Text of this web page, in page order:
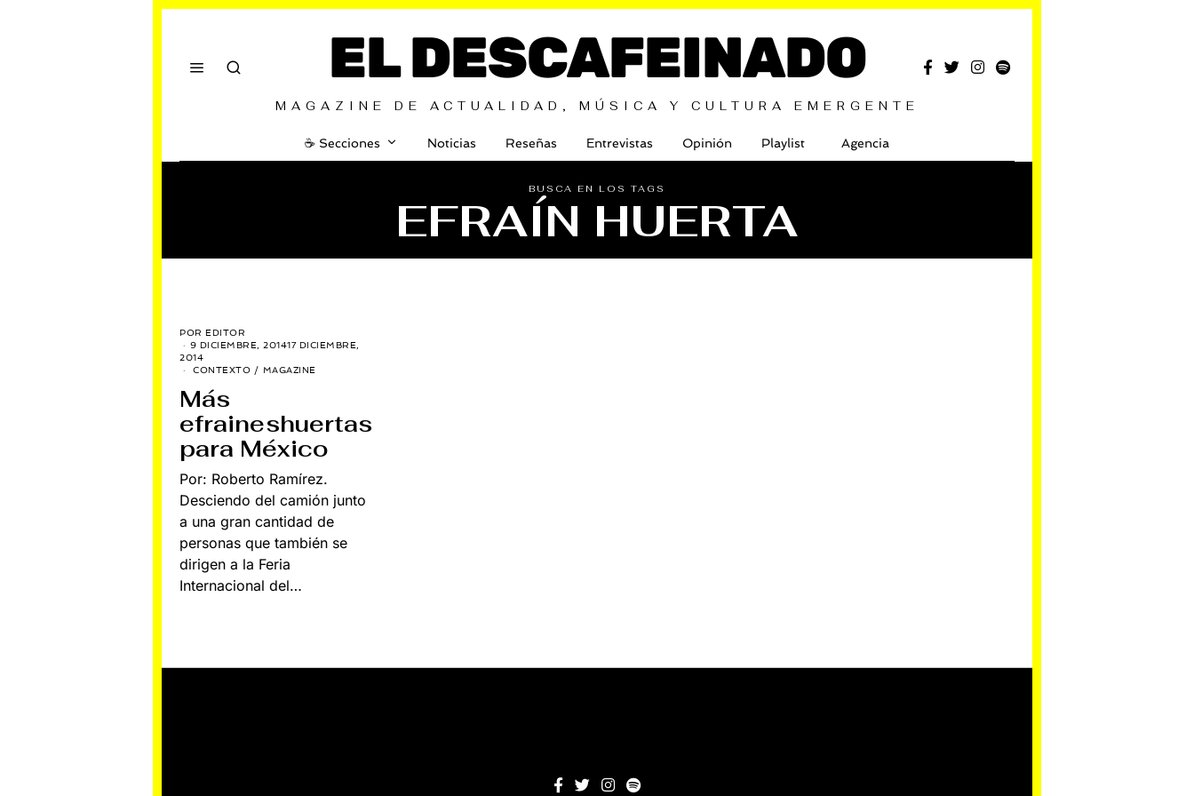
EL DESCAFEINADO
MAGAZINE DE ACTUALIDAD, MÚSICA Y CULTURA EMERGENTE
☕️ Secciones Noticias Reseñas Entrevistas Opinión Playlist Agencia
BUSCA EN LOS TAGS
EFRAÍN HUERTA
POR EDITOR
9 DICIEMBRE, 201417 DICIEMBRE,
2014
CONTEXTO / MAGAZINE
Más
efraineshuertas
para México
Por: Roberto Ramírez.
Desciendo del camión junto
a una gran cantidad de
personas que también se
dirigen a la Feria
Internacional del…